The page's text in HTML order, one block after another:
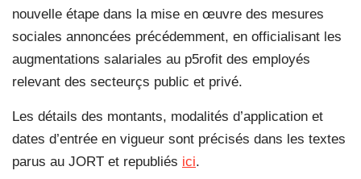
nouvelle étape dans la mise en œuvre des mesures
sociales annoncées précédemment, en officialisant les
augmentations salariales au p5rofit des employés
relevant des secteurçs public et privé.
Les détails des montants, modalités d’application et
dates d’entrée en vigueur sont précisés dans les textes
parus au JORT et republiés ici.